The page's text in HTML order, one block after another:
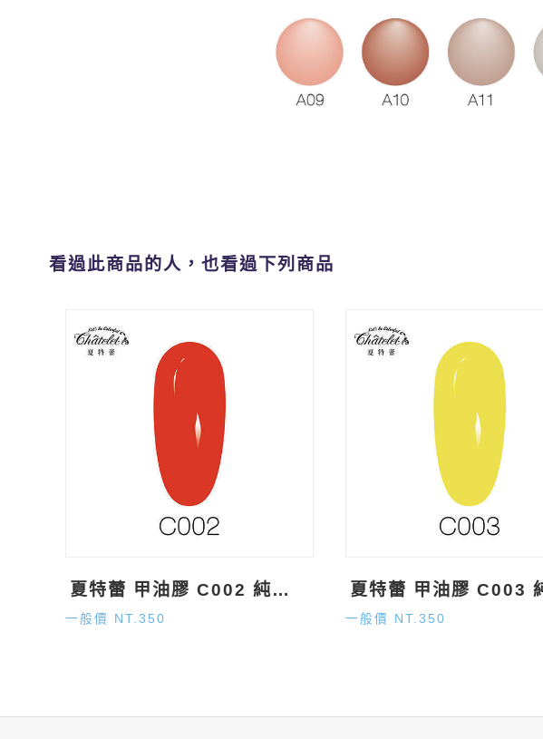
看過此商品的人，也看過下列商品
夏特蕾 甲油膠 C002 純色系 (15ml)
一般價 NT.350 一般價 NT.350